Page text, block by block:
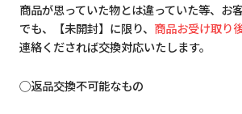
商品が思っていた物とは違っていた等、お
でも、【未開封】に限り、 商品お受け取り
連絡くだされば交換対応いたします。
◯返品交換不可能なもの